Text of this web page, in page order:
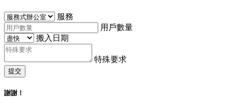
服務
用戶數量
搬入日期
特殊要求
提交
謝謝！